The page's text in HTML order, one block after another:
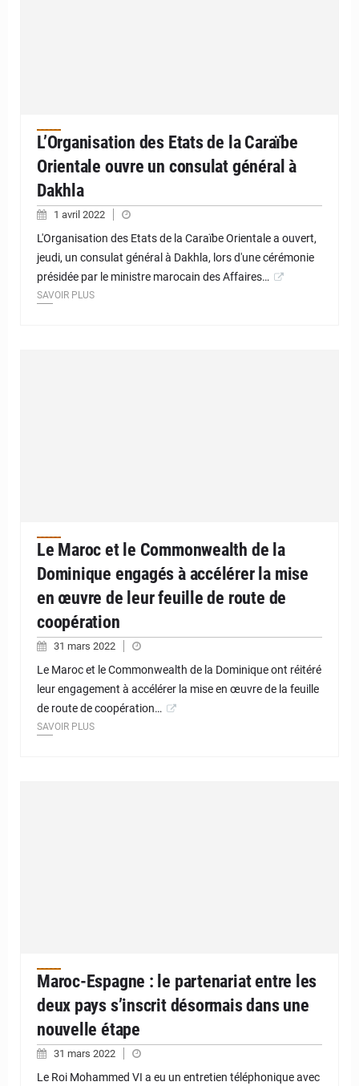
L’Organisation des Etats de la Caraïbe
Orientale ouvre un consulat général à
Dakhla
1 avril 2022
L'Organisation des Etats de la Caraïbe Orientale a ouvert,
jeudi, un consulat général à Dakhla, lors d'une cérémonie
présidée par le ministre marocain des Affaires…
SAVOIR PLUS
Le Maroc et le Commonwealth de la
Dominique engagés à accélérer la mise
en œuvre de leur feuille de route de
coopération
31 mars 2022
Le Maroc et le Commonwealth de la Dominique ont réitéré
leur engagement à accélérer la mise en œuvre de la feuille
de route de coopération…
SAVOIR PLUS
Maroc-Espagne : le partenariat entre les
deux pays s’inscrit désormais dans une
nouvelle étape
31 mars 2022
Le Roi Mohammed VI a eu un entretien téléphonique avec